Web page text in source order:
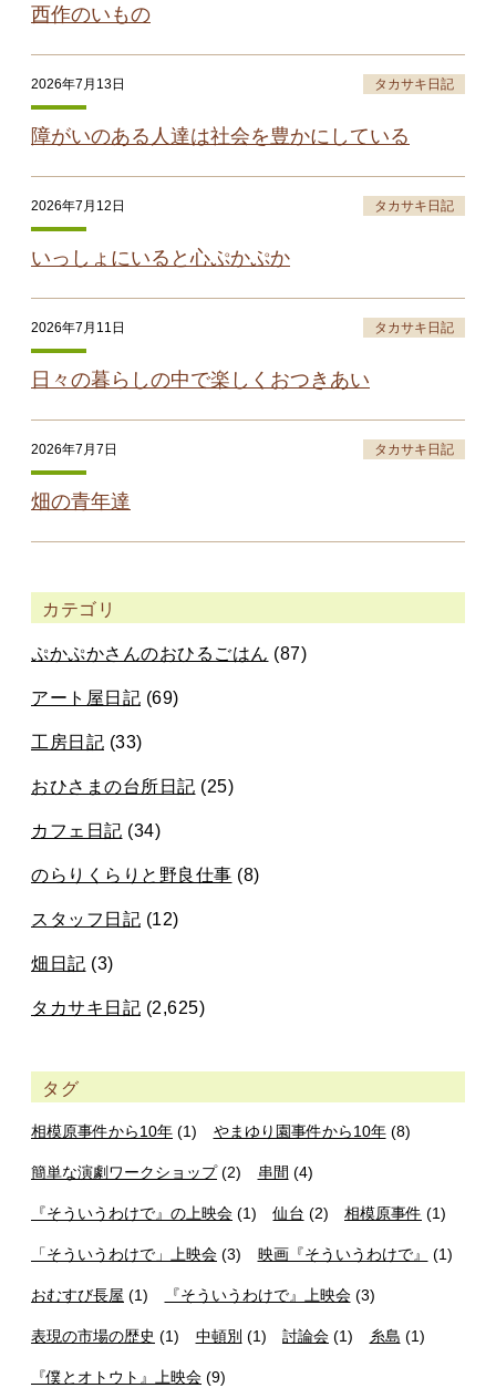
西作のいもの
2026年7月13日 タカサキ日記
障がいのある人達は社会を豊かにしている
2026年7月12日 タカサキ日記
いっしょにいると心ぷかぷか
2026年7月11日 タカサキ日記
日々の暮らしの中で楽しくおつきあい
2026年7月7日 タカサキ日記
畑の青年達
カテゴリ
ぷかぷかさんのおひるごはん (87)
アート屋日記 (69)
工房日記 (33)
おひさまの台所日記 (25)
カフェ日記 (34)
のらりくらりと野良仕事 (8)
スタッフ日記 (12)
畑日記 (3)
タカサキ日記 (2,625)
タグ
相模原事件から10年 (1) やまゆり園事件から10年(8)
簡単な演劇ワークショップ(2) 串間 (4)
『そういうわけで』の上映会 (1) 仙台 (2) 相模原事件 (1)
「そういうわけで」上映会 (3) 映画『そういうわけで』 (1)
おむすび長屋 (1) 『そういうわけで』上映会(3)
表現の市場の歴史 (1) 中頓別 (1) 討論会 (1) 糸島 (1)
『僕とオトウト』上映会 (9)